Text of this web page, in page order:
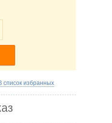
список избранных